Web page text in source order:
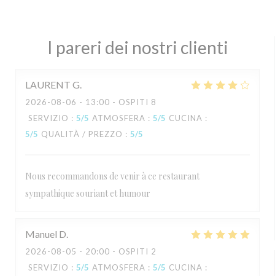
I pareri dei nostri clienti
LAURENT G
2026-08-06 - 13:00 - OSPITI 8
SERVIZIO : 5/5 ATMOSFERA : 5/5 CUCINA :
5/5 QUALITÀ / PREZZO : 5/5
Nous recommandons de venir à ce restaurant
sympathique souriant et humour
Manuel D
2026-08-05 - 20:00 - OSPITI 2
SERVIZIO : 5/5 ATMOSFERA : 5/5 CUCINA :